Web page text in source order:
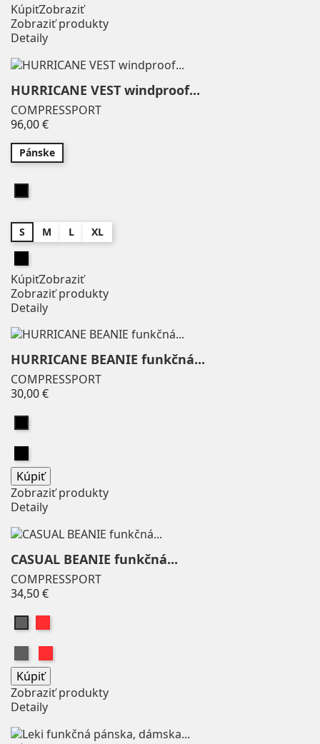
KúpiťZobraziť
Zobraziť produkty
Detaily
HURRICANE VEST windproof...
COMPRESSPORT
96,00 €Price
Pánske
S M L XL
KúpiťZobraziť
Zobraziť produkty
Detaily
HURRICANE BEANIE funkčná...
COMPRESSPORT
30,00 €Price
Kúpiť
Zobraziť produkty
Detaily
CASUAL BEANIE funkčná...
COMPRESSPORT
34,50 €Price
Kúpiť
Zobraziť produkty
Detaily